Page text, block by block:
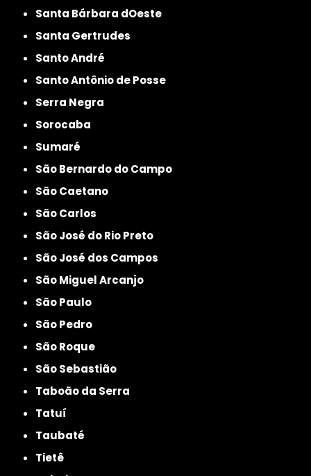
Santa Bárbara dOeste
Santa Gertrudes
Santo André
Santo Antônio de Posse
Serra Negra
Sorocaba
Sumaré
São Bernardo do Campo
São Caetano
São Carlos
São José do Rio Preto
São José dos Campos
São Miguel Arcanjo
São Paulo
São Pedro
São Roque
São Sebastião
Taboão da Serra
Tatuí
Taubaté
Tietê